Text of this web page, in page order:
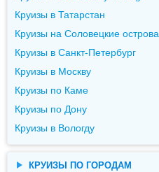
Круизы в Татарстан
Круизы на Соловецкие острова
Круизы в Санкт-Петербург
Круизы в Москву
Круизы по Каме
Круизы по Дону
Круизы в Вологду
КРУИЗЫ ПО ГОРОДАМ